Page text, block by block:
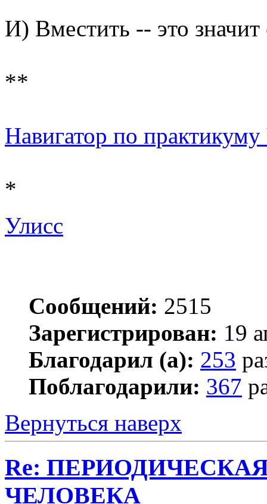
И) Вместить -- это
**
Навигатор по
*
Улисс
Сообщений: 2515
Зарегистрирован: 19
Благодарил (а): 253
Поблагодарили: 367
Вернуться наверх
Re:
ЧЕЛОВЕКА